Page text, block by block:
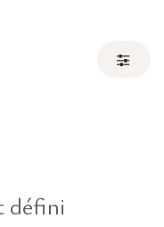
défini